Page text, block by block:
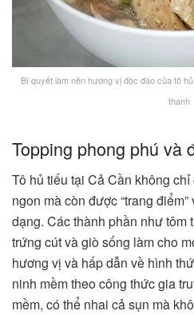
Bí quyết làm nên hương vị độc đáo của tô
thanh
Topping phong phú và
Tô hủ tiếu tại Cả Cần không
ngon mà còn được “trang
dạng. Các thành phần như tôm
trứng cút và giò sống làm cho
hương vị và hấp dẫn về hình
ninh mềm theo công thức gia
mềm, có thể nhai cả sụn mà